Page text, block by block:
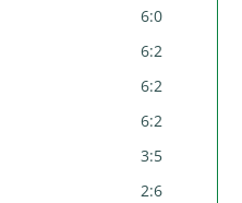
6:0
6:2
6:2
6:2
3:5
2:6